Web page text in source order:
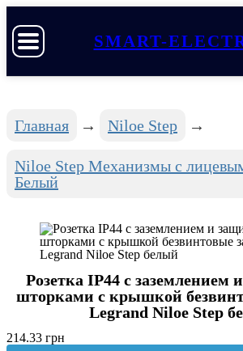
SMART-
Главная Niloe Step
Niloe Step Механизмы с
Белый
Розетка IP44 с
шторками с крышкой
Legrand Niloe Step
214.33 грн